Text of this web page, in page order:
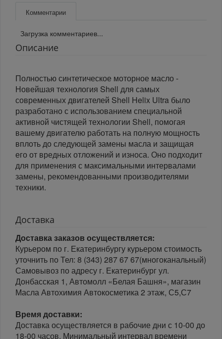
Комментарии
Загрузка комментариев...
Описание
Полностью синтетическое моторное масло -
Новейшая технология Shell для самых
современных двигателей Shell Helix Ultra было
разработано с использованием специальной
активной чистящей технологии Shell, помогая
вашему двигателю работать на полную мощность
вплоть до следующей замены масла и защищая
его от вредных отложений и износа. Оно подходит
для применения с максимальными интервалами
замены, рекомендованными производителями
техники.
Доставка
Доставка заказов осуществляется:
Курьером по г. Екатеринбургу курьером стоимость
уточнить по Тел: 8 (343) 287 67 67(многоканальный)
Самовывоз по адресу г. Екатеринбург ул.
Донбасская 1, Автомолл «Белая Башня», магазин
Масла Автохимия Автокосметика 2 этаж, С5,С7
Время доставки:
Доставка осуществляется в рабочие дни с 10-00 до
18-00 часов. Минимальный интервал времени